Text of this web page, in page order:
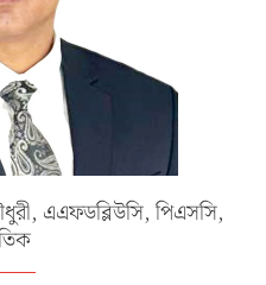
এএফডব্লিউসি, পিএসসি,